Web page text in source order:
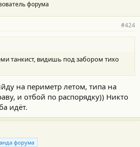
форума
#424
танкист, видишь под забором тихо
на периметр летом, типа на
и отбой по распорядку)) Никто
идёт.
форума